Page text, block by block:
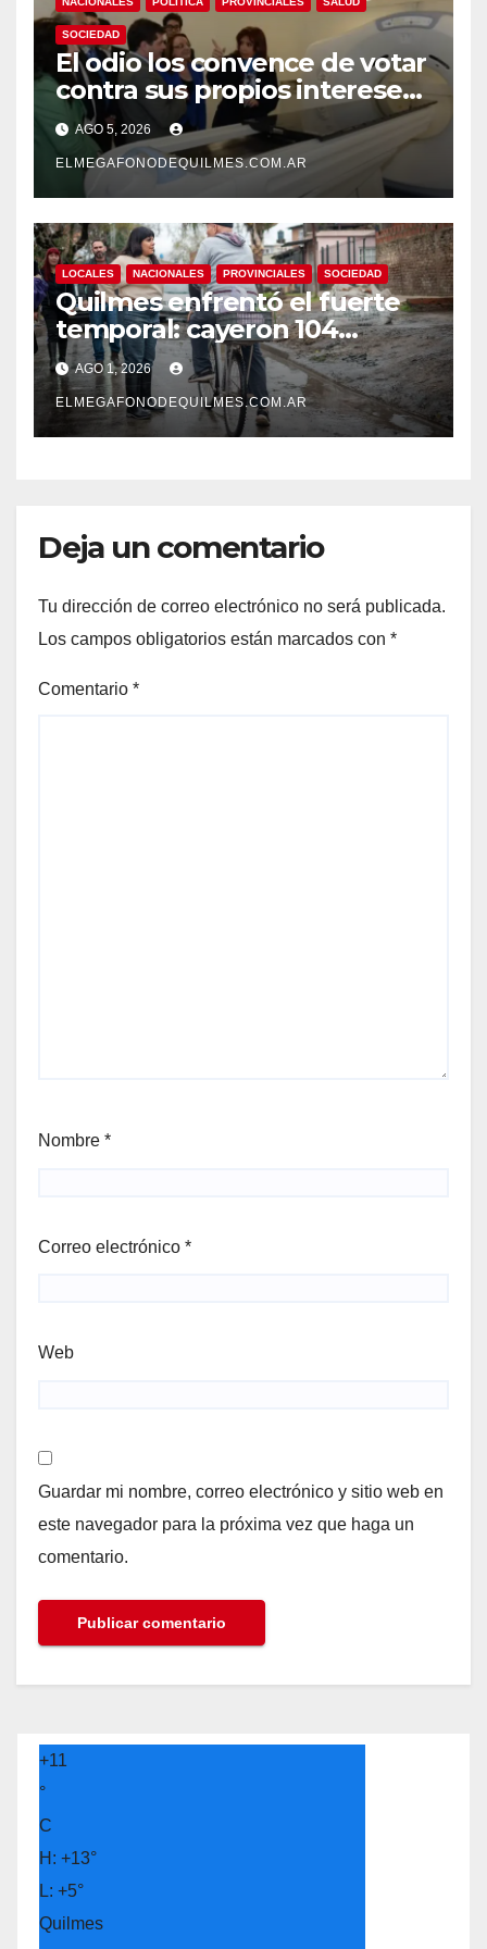
SOCIEDAD
El odio los convence de votar
contra sus propios intereses.
Una Sociedad atrapada en la
grieta
AGO 5, 2026
ELMEGAFONODEQUILMES.COM.AR
LOCALES NACIONALES PROVINCIALES SOCIEDAD
Quilmes enfrentó el fuerte
temporal: cayeron 104
milímetros de lluvia en 24
horas.
AGO 1, 2026
ELMEGAFONODEQUILMES.COM.AR
Deja un comentario
Tu dirección de correo electrónico no será publicada.
Los campos obligatorios están marcados con *
Comentario *
Nombre *
Correo electrónico *
Web
Guardar mi nombre, correo electrónico y sitio web en
este navegador para la próxima vez que haga un
comentario.
+11
°
C
H: +13°
L: +5°
Quilmes